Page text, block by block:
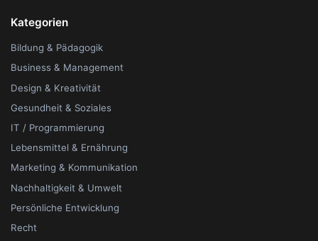
Kategorien
Bildung & Pädagogik
Business & Management
Design & Kreativität
Gesundheit & Soziales
IT / Programmierung
Lebensmittel & Ernährung
Marketing & Kommunikation
Nachhaltigkeit & Umwelt
Persönliche Entwicklung
Recht